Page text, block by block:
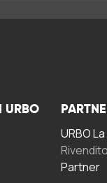
URBO
URBO
Partner